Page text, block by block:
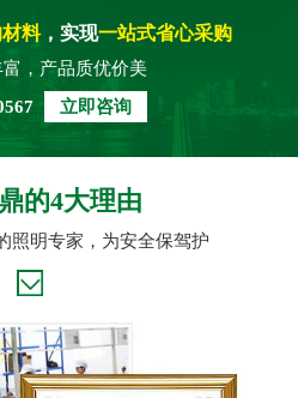
料，实现一站式省心采购
，产品质优价美
立即咨询
的4大理由
照明专家，为安全保驾护